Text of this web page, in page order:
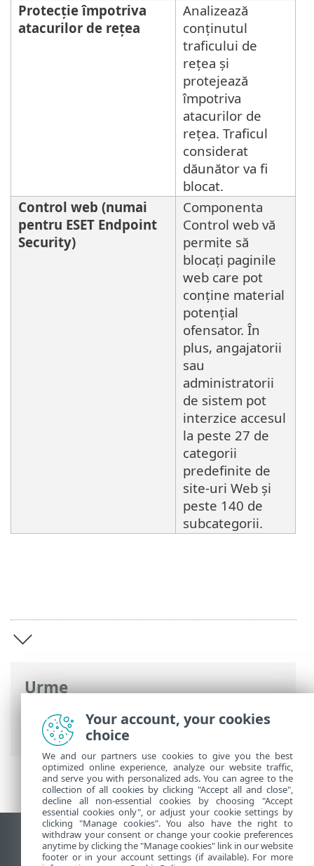
Urme
Ajutor online ESET>ESET Endpoint
Security >Prezentare generală
Protecție împotriva
atacurilor de rețea
Analizează
conținutul
traficului de
rețea și
protejează
împotriva
atacurilor de
rețea. Traficul
considerat
dăunător va fi
blocat.
Control web (numai
pentru ESET Endpoint
Security)
Componenta
Control web vă
permite să
blocați paginile
web care pot
conține material
potențial
ofensator. În
plus, angajatorii
sau
administratorii
de sistem pot
interzice accesul
la peste 27 de
categorii
predefinite de
site-uri Web și
peste 140 de
subcategorii.
Vizualizare site pentru desktop
End of Life
Your account, your cookies
choice
We and our partners use cookies to give you the best
optimized online experience, analyze our website traffic,
and serve you with personalized ads. You can agree to the
collection of all cookies by clicking "Accept all and close",
decline all non-essential cookies by choosing "Accept
essential cookies only", or adjust your cookie settings by
clicking "Manage cookies". You also have the right to
withdraw your consent or change your cookie preferences
anytime by clicking the "Manage cookies" link in our website
footer or in your account settings (if available). For more